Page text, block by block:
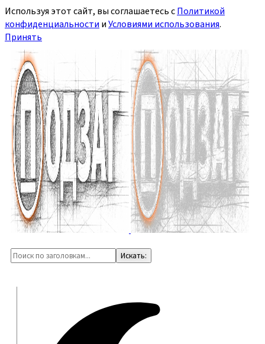
Используя этот сайт, вы соглашаетесь сПолитикой
конфиденциальности иУсловиями использования.
Принять